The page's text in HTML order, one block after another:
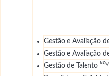
Gestão e Avaliação
Gestão e Avaliação
Gestão de Talento